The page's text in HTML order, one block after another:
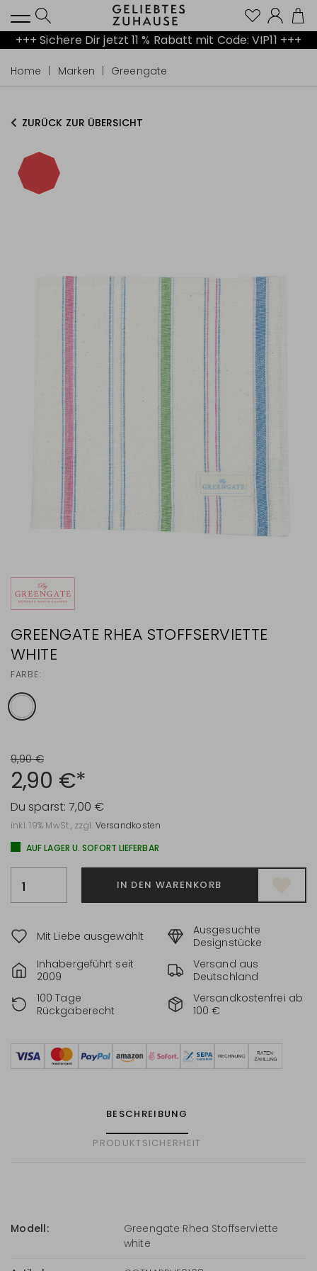
+++ Sichere Dir jetzt 11 % Rabatt mit Code: VIP11 +++
Home Marken Greengate
ZURÜCK ZUR ÜBERSICHT
GREENGATE RHEA STOFFSERVIETTE
WHITE
FARBE:
9,90 €
2,90 €*
Du sparst:7,00 €
inkl. 19% MwSt., zzgl. Versandkosten
AUF LAGER U. SOFORT LIEFERBAR
IN DEN WARENKORB
Mit Liebe ausgewählt
Ausgesuchte
Designstücke
Inhabergeführt seit
2009
Versand aus
Deutschland
100 Tage
Rückgaberecht
Versandkostenfrei ab
100 €
BESCHREIBUNG
PRODUKTSICHERHEIT
Modell:
Greengate Rhea Stoffserviette
white